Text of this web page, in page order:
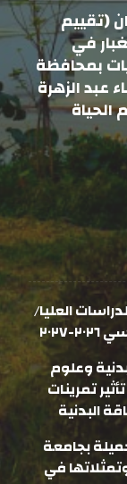
(تقييم
في
بمحافظة
عبد الزهرة
العليا/
٢٠٢٧
وعلوم
تمرينات
بجامعة
في